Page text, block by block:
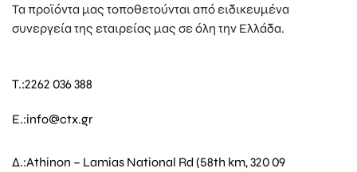
Τα προϊόντα μας τοποθετούνται από ειδικευμένα
συνεργεία της εταιρείας μας σε όλη την Ελλάδα.
T.:2262 036 388
E.:info@ctx.gr
Δ.:Athinon – Lamias National Rd (58th km, 320 09